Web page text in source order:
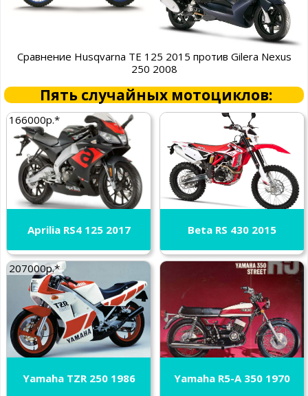
Сравнение Husqvarna TE 125 2015 против Gilera Nexus
250 2008
Пять случайных мотоциклов:
166000р.*
Aprilia RS4 125 2017 Beta RS 430 2015
207000р.*
Yamaha TZR 250 1986 Yamaha R5-A 350 1970